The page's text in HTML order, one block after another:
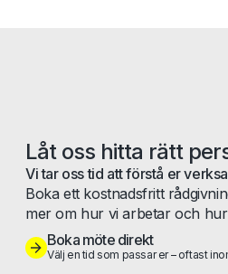
Låt oss hitta rätt
Vi tar oss tid att förstå er
Boka ett kostnadsfritt
mer om hur vi arbetar och
Boka möte direkt
Välj en tid som passar er – oftast